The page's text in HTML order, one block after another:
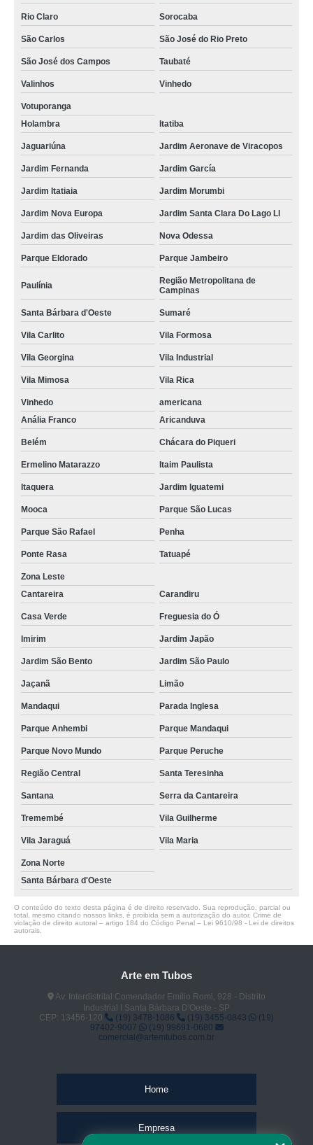
Rio Claro Sorocaba
São Carlos São José do Rio Preto
São José dos Campos Taubaté
Valinhos Vinhedo
Votuporanga
Holambra
Itatiba
Jaguariúna Jardim Aeronave de Viracopos
Jardim Fernanda Jardim García
Jardim Itatiaia Jardim Morumbi
Jardim Nova Europa Jardim Santa Clara Do Lago Ll
Jardim das Oliveiras Nova Odessa
Parque Eldorado Parque Jambeiro
Paulínia
Região Metropolitana de
Campinas
Santa Bárbara d'Oeste Sumaré
Vila Carlito Vila Formosa
Vila Georgina Vila Industrial
Vila Mimosa Vila Rica
Vinhedo
americana
Anália Franco
Aricanduva
Belém Chácara do Piqueri
Ermelino Matarazzo Itaim Paulista
Itaquera Jardim Iguatemi
Mooca Parque São Lucas
Parque São Rafael Penha
Ponte Rasa Tatuapé
Zona Leste
Cantareira
Carandiru
Casa Verde Freguesia do Ó
Imirim Jardim Japão
Jardim São Bento Jardim São Paulo
Jaçanã Limão
Mandaqui Parada Inglesa
Parque Anhembi Parque Mandaqui
Parque Novo Mundo Parque Peruche
Região Central Santa Teresinha
Santana Serra da Cantareira
Tremembé Vila Guilherme
Vila Jaraguá Vila Maria
Zona Norte
Santa Bárbara d'Oeste
O conteúdo do texto desta página é de direito reservado. Sua reprodução, parcial ou
total, mesmo citando nossos links, é proibida sem a autorização do autor. Crime de
violação de direito autoral – artigo 184 do Código Penal – Lei 9610/98 - Lei de direitos
autorais
Arte em Tubos
Av. Interdistrital Comendador Emílio Romi, 928 - Distrito
Industrial I Santa Bárbara D'Oeste - SP
CEP: 13456-120
(19) 3478-1086 (19) 3455-0843
(19)
97402-9007
(19) 99691-0680
comercial@artemtubos.com.br
Home
Empresa